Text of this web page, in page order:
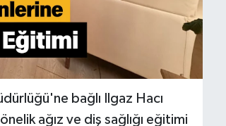
bağlı Ilgaz Hacı
ağız ve diş sağlığı eğitimi